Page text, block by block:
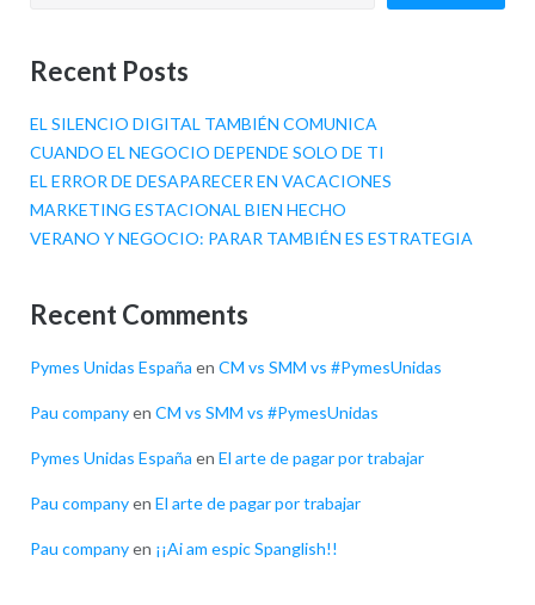
Recent Posts
EL SILENCIO DIGITAL TAMBIÉN COMUNICA
CUANDO EL NEGOCIO DEPENDE SOLO DE TI
EL ERROR DE DESAPARECER EN VACACIONES
MARKETING ESTACIONAL BIEN HECHO
VERANO Y NEGOCIO: PARAR TAMBIÉN ES ESTRATEGIA
Recent Comments
Pymes Unidas España en CM vs SMM vs #PymesUnidas
Pau companyen CM vs SMM vs #PymesUnidas
Pymes Unidas España en El arte de pagar por trabajar
Pau companyen El arte de pagar por trabajar
Pau companyen ¡¡Ai am espic Spanglish!!